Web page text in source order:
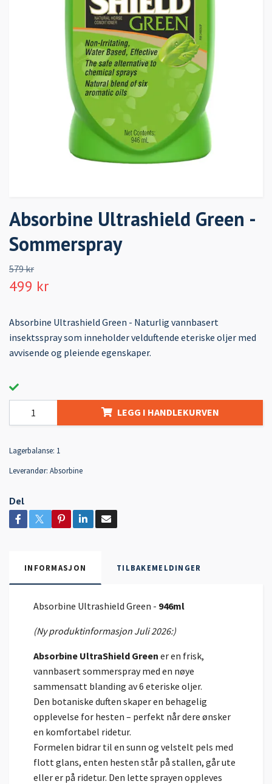
Absorbine Ultrashield Green -
Sommerspray
579 kr
499 kr
Absorbine Ultrashield Green - Naturlig vannbasert
insektsspray som inneholder velduftende eteriske oljer med
avvisende og pleiende egenskaper.
LEGG I HANDLEKURVEN
Lagerbalanse: 1
Leverandør: Absorbine
Del
INFORMASJON TILBAKEMELDINGER
Absorbine Ultrashield Green - 946ml
(Ny produktinformasjon Juli 2026:)
Absorbine UltraShield Green er en frisk,
vannbasert sommerspray med en nøye
sammensatt blanding av 6 eteriske oljer.
Den botaniske duften skaper en behagelig
opplevelse for hesten – perfekt når dere ønsker
en komfortabel ridetur.
Formelen bidrar til en sunn og velstelt pels med
flott glans, enten hesten står på stallen, går ute
eller er på ridetur. Den lette sprayen oppleves